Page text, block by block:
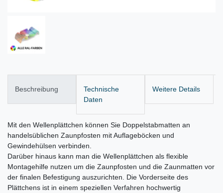
Beschreibung
Technische
Daten
Weitere Details
Mit den Wellenplättchen können Sie Doppelstabmatten an
handelsüblichen Zaunpfosten mit Auflageböcken und
Gewindehülsen verbinden.
Darüber hinaus kann man die Wellenplättchen als flexible
Montagehilfe nutzen um die Zaunpfosten und die Zaunmatten vor
der finalen Befestigung auszurichten. Die Vorderseite des
Plättchens ist in einem speziellen Verfahren hochwertig